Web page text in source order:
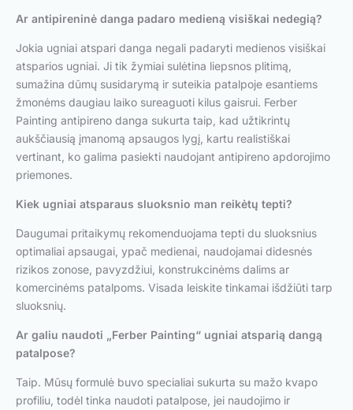
Ar antipireninė danga padaro medieną visiškai nedegią?
Jokia ugniai atspari danga negali padaryti medienos visiškai
atsparios ugniai. Ji tik žymiai sulėtina liepsnos plitimą,
sumažina dūmų susidarymą ir suteikia patalpoje esantiems
žmonėms daugiau laiko sureaguoti kilus gaisrui. Ferber
Painting antipireno danga sukurta taip, kad užtikrintų
aukščiausią įmanomą apsaugos lygį, kartu realistiškai
vertinant, ko galima pasiekti naudojant antipireno apdorojimo
priemones.
Kiek ugniai atsparaus sluoksnio man reikėtų tepti?
Daugumai pritaikymų rekomenduojama tepti du sluoksnius
optimaliai apsaugai, ypač medienai, naudojamai didesnės
rizikos zonose, pavyzdžiui, konstrukcinėms dalims ar
komercinėms patalpoms. Visada leiskite tinkamai išdžiūti tarp
sluoksnių.
Ar galiu naudoti „Ferber Painting“ ugniai atsparią dangą
patalpose?
Taip. Mūsų formulė buvo specialiai sukurta su mažo kvapo
profiliu, todėl tinka naudoti patalpose, jei naudojimo ir